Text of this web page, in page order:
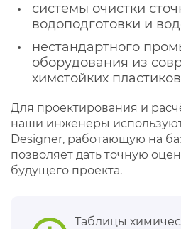
Таблицы
системы очистки
водоподготовки и
нестандартного
оборудования из
химстойких
Для проектирования и
наши инженеры
Designer, работающую на
позволяет дать точную
будущего проекта.